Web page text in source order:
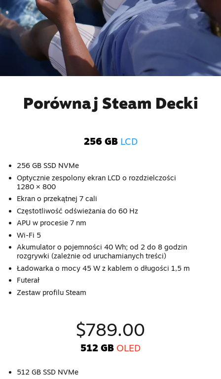
Porównaj Steam Decki
256 GB LCD
256 GB SSD NVMe
Optycznie zespolony ekran LCD o rozdzielczości
1280 × 800
Ekran o przekątnej 7 cali
Częstotliwość odświeżania do 60 Hz
APU w procesie 7 nm
Wi-Fi 5
Akumulator o pojemności 40 Wh; od 2 do 8 godzin
rozgrywki (zależnie od uruchamianych treści)
Ładowarka o mocy 45 W z kablem o długości 1,5 m
Futerał
Zestaw profilu Steam
$789.00
512 GB OLED
512 GB SSD NVMe